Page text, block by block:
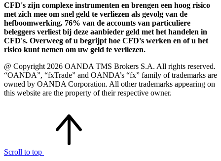
CFD's zijn complexe instrumenten en brengen een hoog risico
met zich mee om snel geld te verliezen als gevolg van de
hefboomwerking. 76% van de accounts van particuliere
beleggers verliest bij deze aanbieder geld met het handelen in
CFD's. Overweeg of u begrijpt hoe CFD's werken en of u het
risico kunt nemen om uw geld te verliezen.
@ Copyright 2026 OANDA TMS Brokers S.A. All rights reserved.
“OANDA”, “fxTrade” and OANDA’s “fx” family of trademarks are
owned by OANDA Corporation. All other trademarks appearing on
this website are the property of their respective owner.
Scroll to top